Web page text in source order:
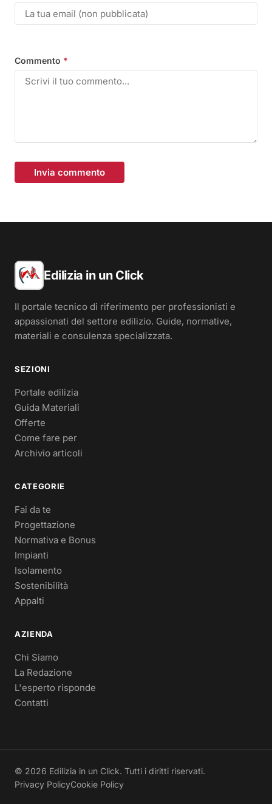
Commento *
Invia commento
Edilizia in un Click
Il portale tecnico di riferimento per professionisti e
appassionati del settore edilizio. Guide, normative,
materiali e consulenza specializzata.
SEZIONI
Portale edilizia
Guida Materiali
Offerte
Come fare per
Archivio articoli
CATEGORIE
Fai da te
Progettazione
Normativa e Bonus
Impianti
Isolamento
Sostenibilità
Appalti
AZIENDA
Chi Siamo
La Redazione
L'esperto risponde
Contatti
© 2026 Edilizia in un Click. Tutti i diritti riservati.
Privacy PolicyCookie Policy